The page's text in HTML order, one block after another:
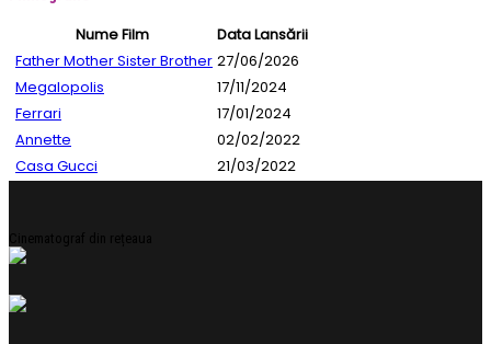
Nume Film
Data Lansării
Father Mother Sister Brother 27/06/2026
Megalopolis
17/11/2024
Ferrari
17/01/2024
Annette
02/02/2022
Casa Gucci
21/03/2022
Cinematograf din rețeaua